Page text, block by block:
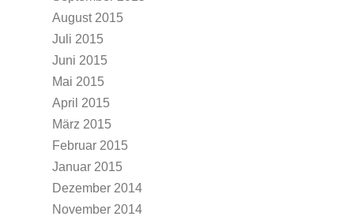
August 2015
Juli 2015
Juni 2015
Mai 2015
April 2015
März 2015
Februar 2015
Januar 2015
Dezember 2014
November 2014